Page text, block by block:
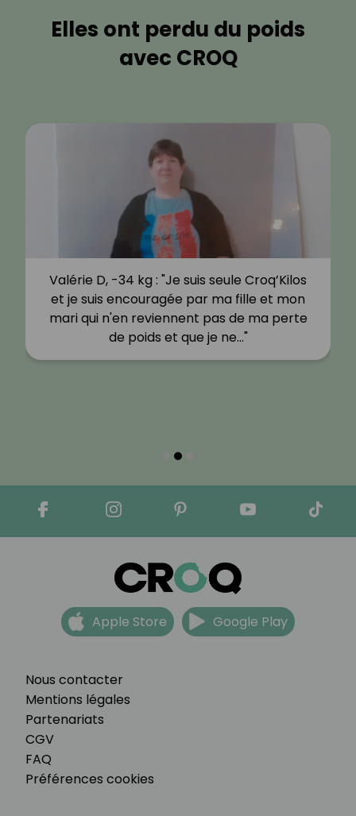
Elles ont perdu du poids
avec CROQ
Valérie D, -34 kg : "Je suis seule Croq’Kilos
et je suis encouragée par ma fille et mon
mari qui n'en reviennent pas de ma perte
de poids et que je ne…"
Nous contacter
Mentions légales
Partenariats
CGV
FAQ
Préférences cookies
Apple Store Google Play